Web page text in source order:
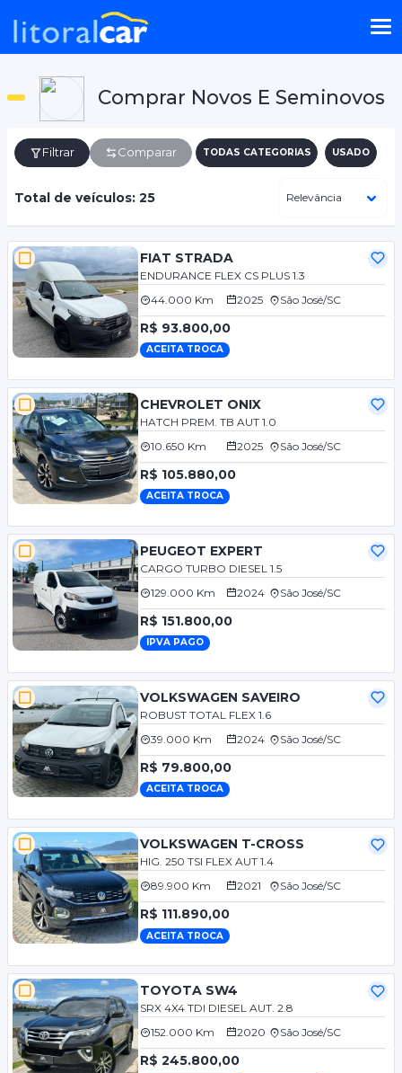
Comprar Novos E Seminovos
Filtrar Comparar TODAS CATEGORIAS USADO
Total de veículos: 25
FIAT STRADA
ENDURANCE FLEX CS PLUS 1.3
44.000 Km
2025 São José/SC
R$ 93.800,00
ACEITA TROCA
CHEVROLET ONIX
HATCH PREM. TB AUT 1.0
10.650 Km
2025 São José/SC
R$ 105.880,00
ACEITA TROCA
PEUGEOT EXPERT
CARGO TURBO DIESEL 1.5
129.000 Km
2024 São José/SC
R$ 151.800,00
IPVA PAGO
VOLKSWAGEN SAVEIRO
ROBUST TOTAL FLEX 1.6
39.000 Km
2024 São José/SC
R$ 79.800,00
ACEITA TROCA
VOLKSWAGEN T-CROSS
HIG. 250 TSI FLEX AUT 1.4
89.900 Km
2021 São José/SC
R$ 111.890,00
ACEITA TROCA
TOYOTA SW4
SRX 4X4 TDI DIESEL AUT. 2.8
152.000 Km
2020 São José/SC
R$ 245.800,00